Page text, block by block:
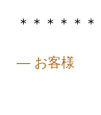
＊＊＊＊＊
— お客様